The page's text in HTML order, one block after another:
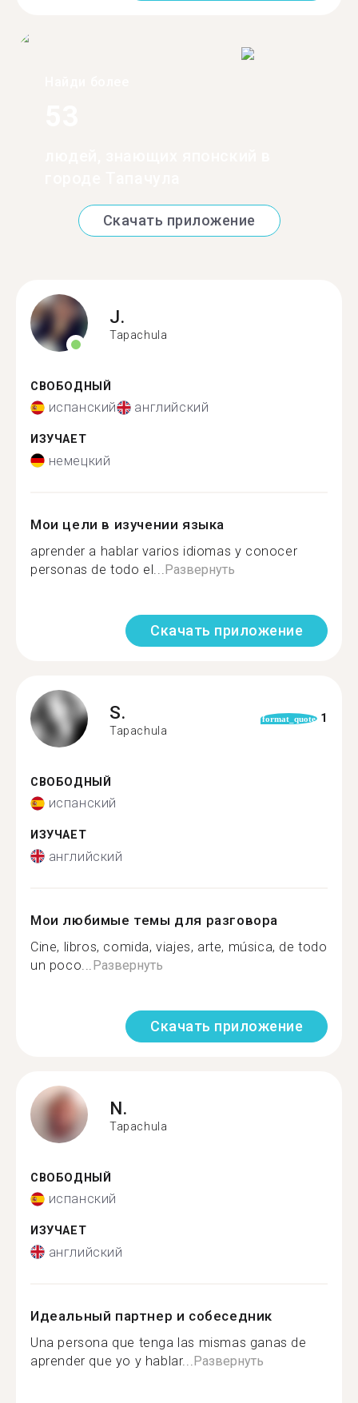
Скачать приложение
J.
Tapachula
СВОБОДНЫЙ
испанский английский
ИЗУЧАЕТ
немецкий
Мои цели в изучении языка
aprender a hablar varios idiomas y conocer
personas de todo el... Развернуть
Скачать приложение
S.
Tapachula
format_quote 1
СВОБОДНЫЙ
испанский
ИЗУЧАЕТ
английский
Мои любимые темы для разговора
Cine, libros, comida, viajes, arte, música, de todo
un poco... Развернуть
Скачать приложение
N.
Tapachula
СВОБОДНЫЙ
испанский
ИЗУЧАЕТ
английский
Идеальный партнер и собеседник
Una persona que tenga las mismas ganas de
aprender que yo y hablar... Развернуть